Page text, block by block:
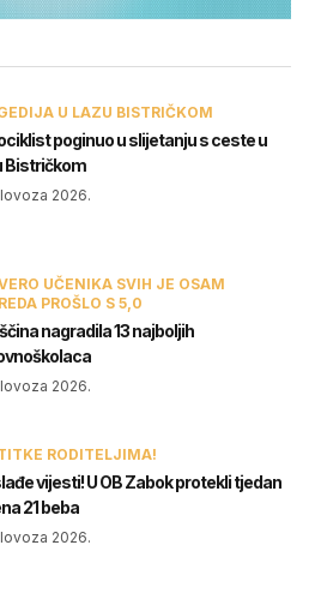
U LAZU BISTRIČKOM
poginuo u slijetanju s ceste u
Bistričkom
2026.
UČENIKA SVIH JE OSAM
PROŠLO S 5,0
nagradila 13 najboljih
2026.
RODITELJIMA!
vijesti! U OB Zabok protekli tjedan
21 beba
2026.